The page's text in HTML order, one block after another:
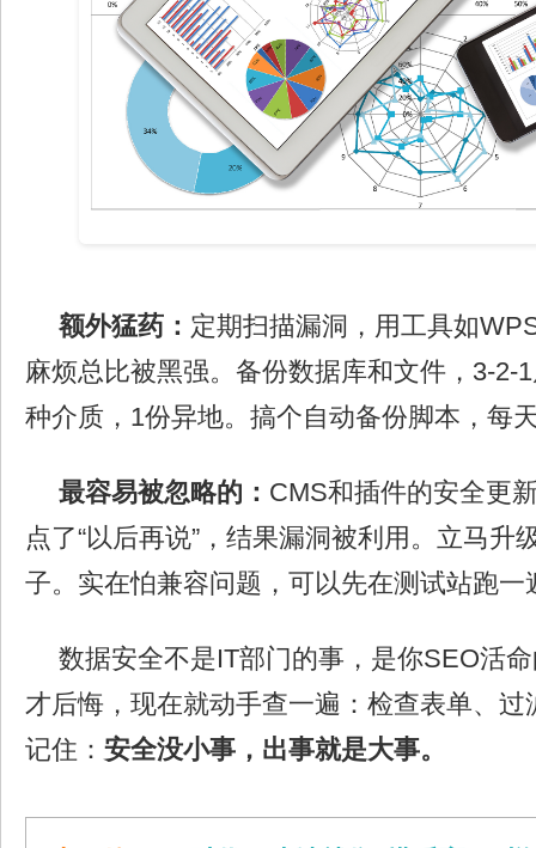
额外猛药： 定期扫描漏洞，用工具如
麻烦总比被黑强。备份数据库和文件，3-2-
种介质，1份异地。搞个自动备份脚本，每
最容易被忽略的： CMS和插件的安全更
点了“以后再说”，结果漏洞被利用。立马升
子。实在怕兼容问题，可以先在测试站跑一
数据安全不是IT部门的事，是你SEO活
才后悔，现在就动手查一遍：检查表单、
记住： 安全没小事，出事就是大事。